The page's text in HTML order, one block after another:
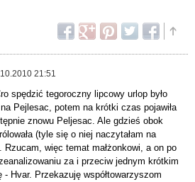
21:51
spędzić tegoroczny lipcowy urlop było
Pejlesac, potem na krótki czas pojawiła
znowu Peljesac. Ale gdzieś obok
(tyle się o niej naczytałam na
Rzucam, więc temat małżonkowi, a on po
za i przeciw jednym krótkim
- Hvar. Przekazuję współtowarzyszom